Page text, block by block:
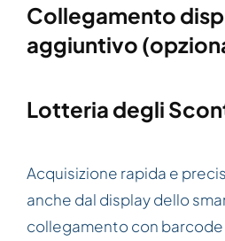
Collegamento
aggiuntivo
Lotteria degli
Acquisizione rapida e
anche dal display dello
collegamento con